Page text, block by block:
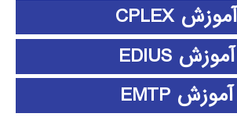
آموزش CPLEX
آموزش EDIUS
آموزش EMTP